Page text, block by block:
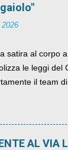
satira al corpo
le leggi del
il team
AL VIA